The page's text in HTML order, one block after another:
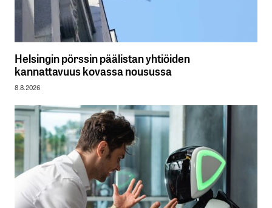
Helsingin pörssin päälistan yhtiöiden
kannattavuus kovassa nousussa
8.8.2026